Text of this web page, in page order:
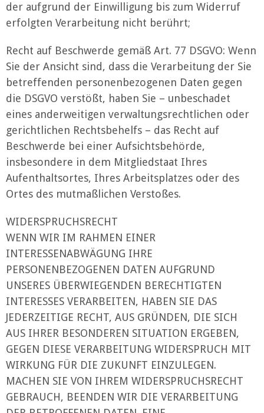
der aufgrund der Einwilligung bis zum Widerruf
erfolgten Verarbeitung nicht berührt;
Recht auf Beschwerde gemäß Art. 77 DSGVO: Wenn
Sie der Ansicht sind, dass die Verarbeitung der Sie
betreffenden personenbezogenen Daten gegen
die DSGVO verstößt, haben Sie – unbeschadet
eines anderweitigen verwaltungsrechtlichen oder
gerichtlichen Rechtsbehelfs – das Recht auf
Beschwerde bei einer Aufsichtsbehörde,
insbesondere in dem Mitgliedstaat Ihres
Aufenthaltsortes, Ihres Arbeitsplatzes oder des
Ortes des mutmaßlichen Verstoßes.
WIDERSPRUCHSRECHT
WENN WIR IM RAHMEN EINER
INTERESSENABWÄGUNG IHRE
PERSONENBEZOGENEN DATEN AUFGRUND
UNSERES ÜBERWIEGENDEN BERECHTIGTEN
INTERESSES VERARBEITEN, HABEN SIE DAS
JEDERZEITIGE RECHT, AUS GRÜNDEN, DIE SICH
AUS IHRER BESONDEREN SITUATION ERGEBEN,
GEGEN DIESE VERARBEITUNG WIDERSPRUCH MIT
WIRKUNG FÜR DIE ZUKUNFT EINZULEGEN.
MACHEN SIE VON IHREM WIDERSPRUCHSRECHT
GEBRAUCH, BEENDEN WIR DIE VERARBEITUNG